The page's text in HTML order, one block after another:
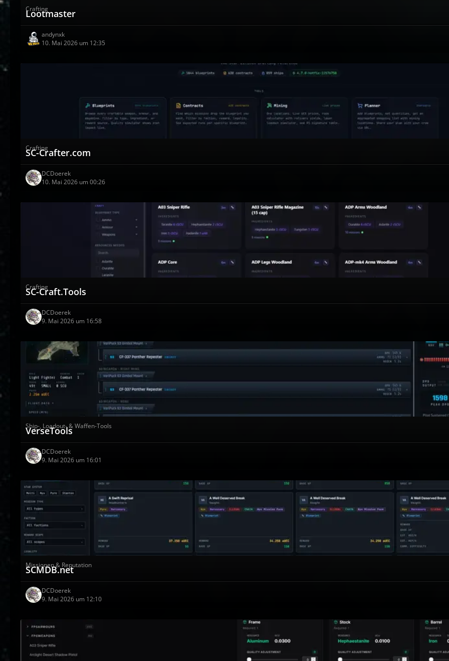
Crafting
Lootmaster
andynxk
10. Mai 2026 um 12:35
Crafting
SC-Crafter.com
DCDoerek
10. Mai 2026 um 00:26
Crafting
SC-Craft.Tools
DCDoerek
9. Mai 2026 um 16:58
Ship-, Loadout- & Waffen-Tools
VerseTools
DCDoerek
9. Mai 2026 um 16:01
Missionen & Reputation
SCMDB.net
DCDoerek
9. Mai 2026 um 12:10